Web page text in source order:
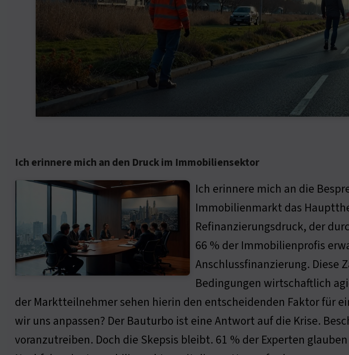
Ich erinnere mich an den Druck im Immobiliensektor
Ich erinnere mich an die
Immobilienmarkt das
Refinanzierungsdruck, der
66 % der Immobilienprofis
Anschlussfinanzierung. Diese
Bedingungen wirtschaftlich
der Marktteilnehmer sehen hierin den entscheidenden Faktor für
wir uns anpassen? Der Bauturbo ist eine Antwort auf die Krise.
voranzutreiben. Doch die Skepsis bleibt. 61 % der Experten